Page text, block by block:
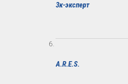
3к-эксперт
A.R.E.S.